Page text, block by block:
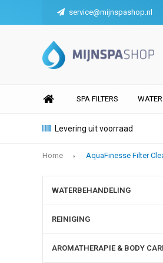
service@mijnspashop.nl
SPA FILTERS
Levering uit voorraad
Home AquaFinesse Filter
WATERBEHANDELING
REINIGING
AROMATHERAPIE & BODY